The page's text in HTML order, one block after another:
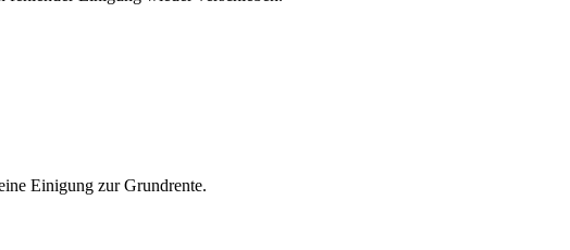
Einigung zur Grundrente.